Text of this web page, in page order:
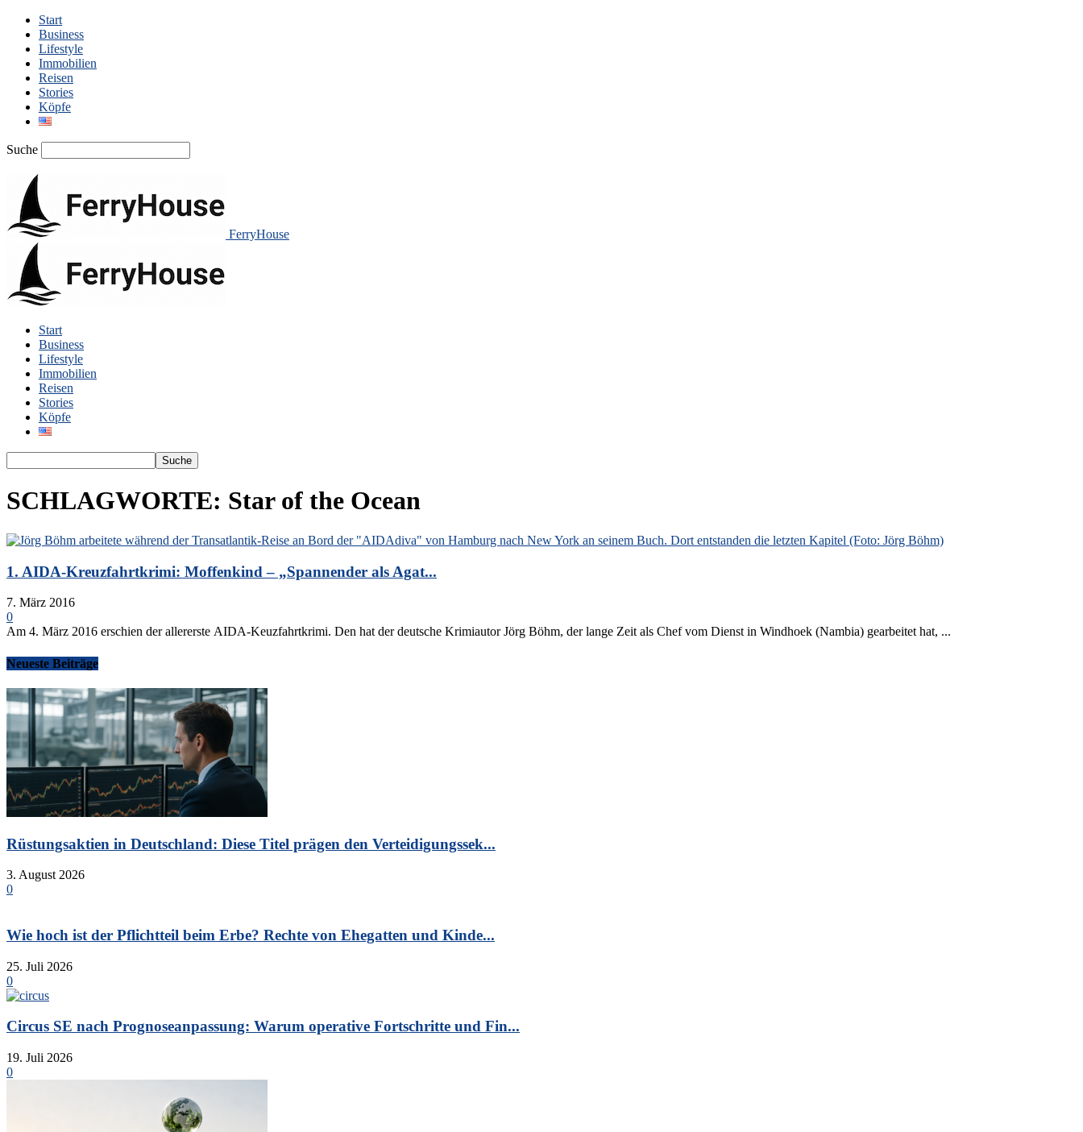
Start
Business
Lifestyle
Immobilien
Reisen
Stories
Köpfe
Suche
FerryHouse
Start
Business
Lifestyle
Immobilien
Reisen
Stories
Köpfe
SCHLAGWORTE: Star of the Ocean
1. AIDA-Kreuzfahrtkrimi: Moffenkind – „Spannender als Agat...
7. März 2016
0
Am 4. März 2016 erschien der allererste AIDA-Keuzfahrtkrimi. Den hat der deutsche Krimiautor Jörg Böhm, der lange Zeit als Chef vom Dienst in Windhoek (Nambia) gearbeitet hat, ...
Neueste Beiträge
Rüstungsaktien in Deutschland: Diese Titel prägen den Verteidigungssek...
3. August 2026
0
Wie hoch ist der Pflichtteil beim Erbe? Rechte von Ehegatten und Kinde...
25. Juli 2026
0
Circus SE nach Prognoseanpassung: Warum operative Fortschritte und Fin...
19. Juli 2026
0